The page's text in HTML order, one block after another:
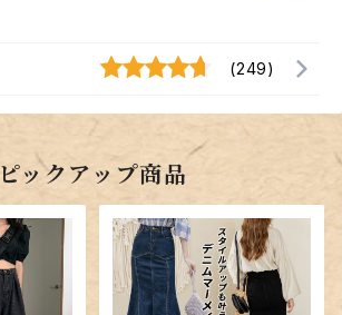
(249)
ピックアップ商品